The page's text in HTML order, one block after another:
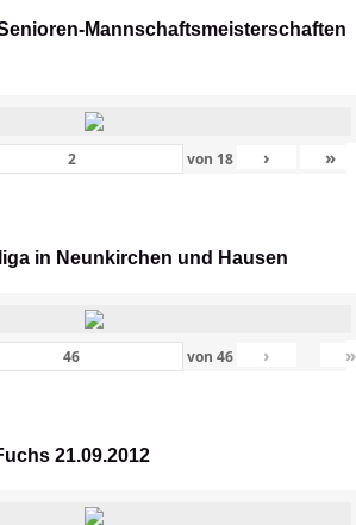
Mannschaftsmeisterschaften
von 18 › »
in Neunkirchen und Hausen
von46 › »
21.09.2012